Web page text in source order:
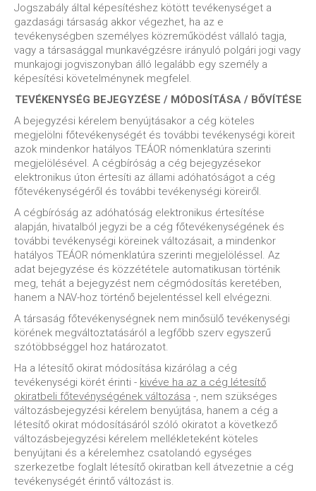
Jogszabály által képesítéshez kötött tevékenységet a
gazdasági társaság akkor végezhet, ha az e
tevékenységben személyes közreműködést vállaló tagja,
vagy a társasággal munkavégzésre irányuló polgári jogi vagy
munkajogi jogviszonyban álló legalább egy személy a
képesítési követelménynek megfelel.
TEVÉKENYSÉG BEJEGYZÉSE / MÓDOSÍTÁSA / BŐVÍTÉSE
A bejegyzési kérelem benyújtásakor a cég köteles
megjelölni főtevékenységét és további tevékenységi köreit
azok mindenkor hatályos TEÁOR nómenklatúra szerinti
megjelölésével. A cégbíróság a cég bejegyzésekor
elektronikus úton értesíti az állami adóhatóságot a cég
főtevékenységéről és további tevékenységi köreiről.
A cégbíróság az adóhatóság elektronikus értesítése
alapján, hivatalból jegyzi be a cég főtevékenységének és
további tevékenységi köreinek változásait, a mindenkor
hatályos TEÁOR nómenklatúra szerinti megjelöléssel. Az
adat bejegyzése és közzététele automatikusan történik
meg, tehát a bejegyzést nem cégmódosítás keretében,
hanem a NAV-hoz történő bejelentéssel kell elvégezni.
A társaság főtevékenységnek nem minősülő tevékenységi
körének megváltoztatásáról a legfőbb szerv egyszerű
szótöbbséggel hoz határozatot.
Ha a létesítő okirat módosítása kizárólag a cég
tevékenységi körét érinti - kivéve ha az a cég létesítő
okiratbeli főtevénységének változása -, nem szükséges
változásbejegyzési kérelem benyújtása, hanem a cég a
létesítő okirat módosításáról szóló okiratot a következő
változásbejegyzési kérelem mellékleteként köteles
benyújtani és a kérelemhez csatolandó egységes
szerkezetbe foglalt létesítő okiratban kell átvezetnie a cég
tevékenységét érintő változást is.